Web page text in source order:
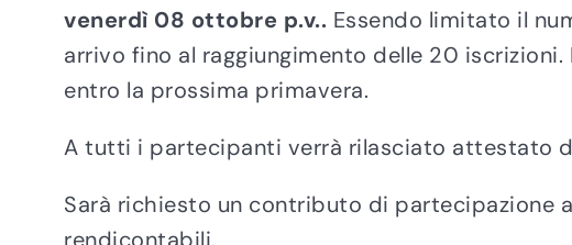
venerdì 08 ottobre p.v.. Essendo limitato il
arrivo fino al raggiungimento delle 20
entro la prossima primavera.
A tutti i partecipanti verrà rilasciato attestato
Sarà richiesto un contributo di partecipazione